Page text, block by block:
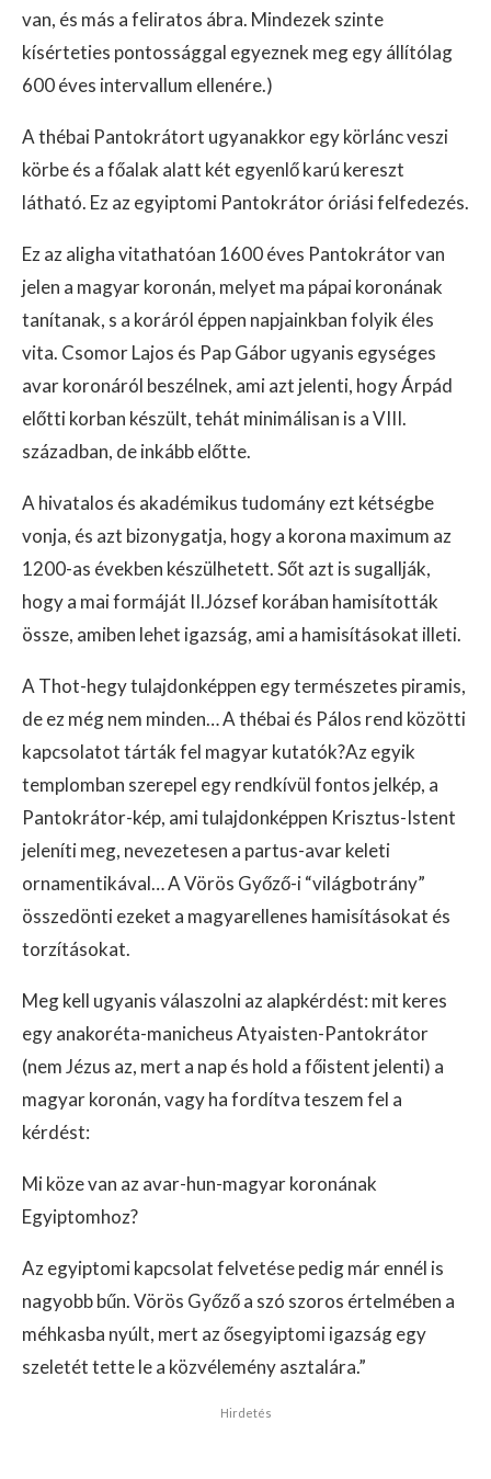
van, és más a feliratos ábra. Mindezek szinte
kísérteties pontossággal egyeznek meg egy állítólag
600 éves intervallum ellenére.)
A thébai Pantokrátort ugyanakkor egy körlánc veszi
körbe és a főalak alatt két egyenlő karú kereszt
látható. Ez az egyiptomi Pantokrátor óriási felfedezés.
Ez az aligha vitathatóan 1600 éves Pantokrátor van
jelen a magyar koronán, melyet ma pápai koronának
tanítanak, s a koráról éppen napjainkban folyik éles
vita. Csomor Lajos és Pap Gábor ugyanis egységes
avar koronáról beszélnek, ami azt jelenti, hogy Árpád
előtti korban készült, tehát minimálisan is a VIII.
században, de inkább előtte.
A hivatalos és akadémikus tudomány ezt kétségbe
vonja, és azt bizonygatja, hogy a korona maximum az
1200-as években készülhetett. Sőt azt is sugallják,
hogy a mai formáját II.József korában hamisították
össze, amiben lehet igazság, ami a hamisításokat illeti.
A Thot-hegy tulajdonképpen egy természetes piramis,
de ez még nem minden… A thébai és Pálos rend közötti
kapcsolatot tárták fel magyar kutatók?Az egyik
templomban szerepel egy rendkívül fontos jelkép, a
Pantokrátor-kép, ami tulajdonképpen Krisztus-Istent
jeleníti meg, nevezetesen a partus-avar keleti
ornamentikával… A Vörös Győző-i “világbotrány”
összedönti ezeket a magyarellenes hamisításokat és
torzításokat.
Meg kell ugyanis válaszolni az alapkérdést: mit keres
egy anakoréta-manicheus Atyaisten-Pantokrátor
(nem Jézus az, mert a nap és hold a főistent jelenti) a
magyar koronán, vagy ha fordítva teszem fel a
kérdést:
Mi köze van az avar-hun-magyar koronának
Egyiptomhoz?
Az egyiptomi kapcsolat felvetése pedig már ennél is
nagyobb bűn. Vörös Győző a szó szoros értelmében a
méhkasba nyúlt, mert az ősegyiptomi igazság egy
szeletét tette le a közvélemény asztalára.”
Hirdetés